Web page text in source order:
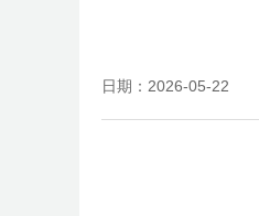
日期：2026-05-22